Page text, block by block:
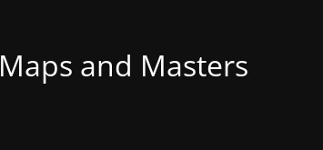
Maps and Masters